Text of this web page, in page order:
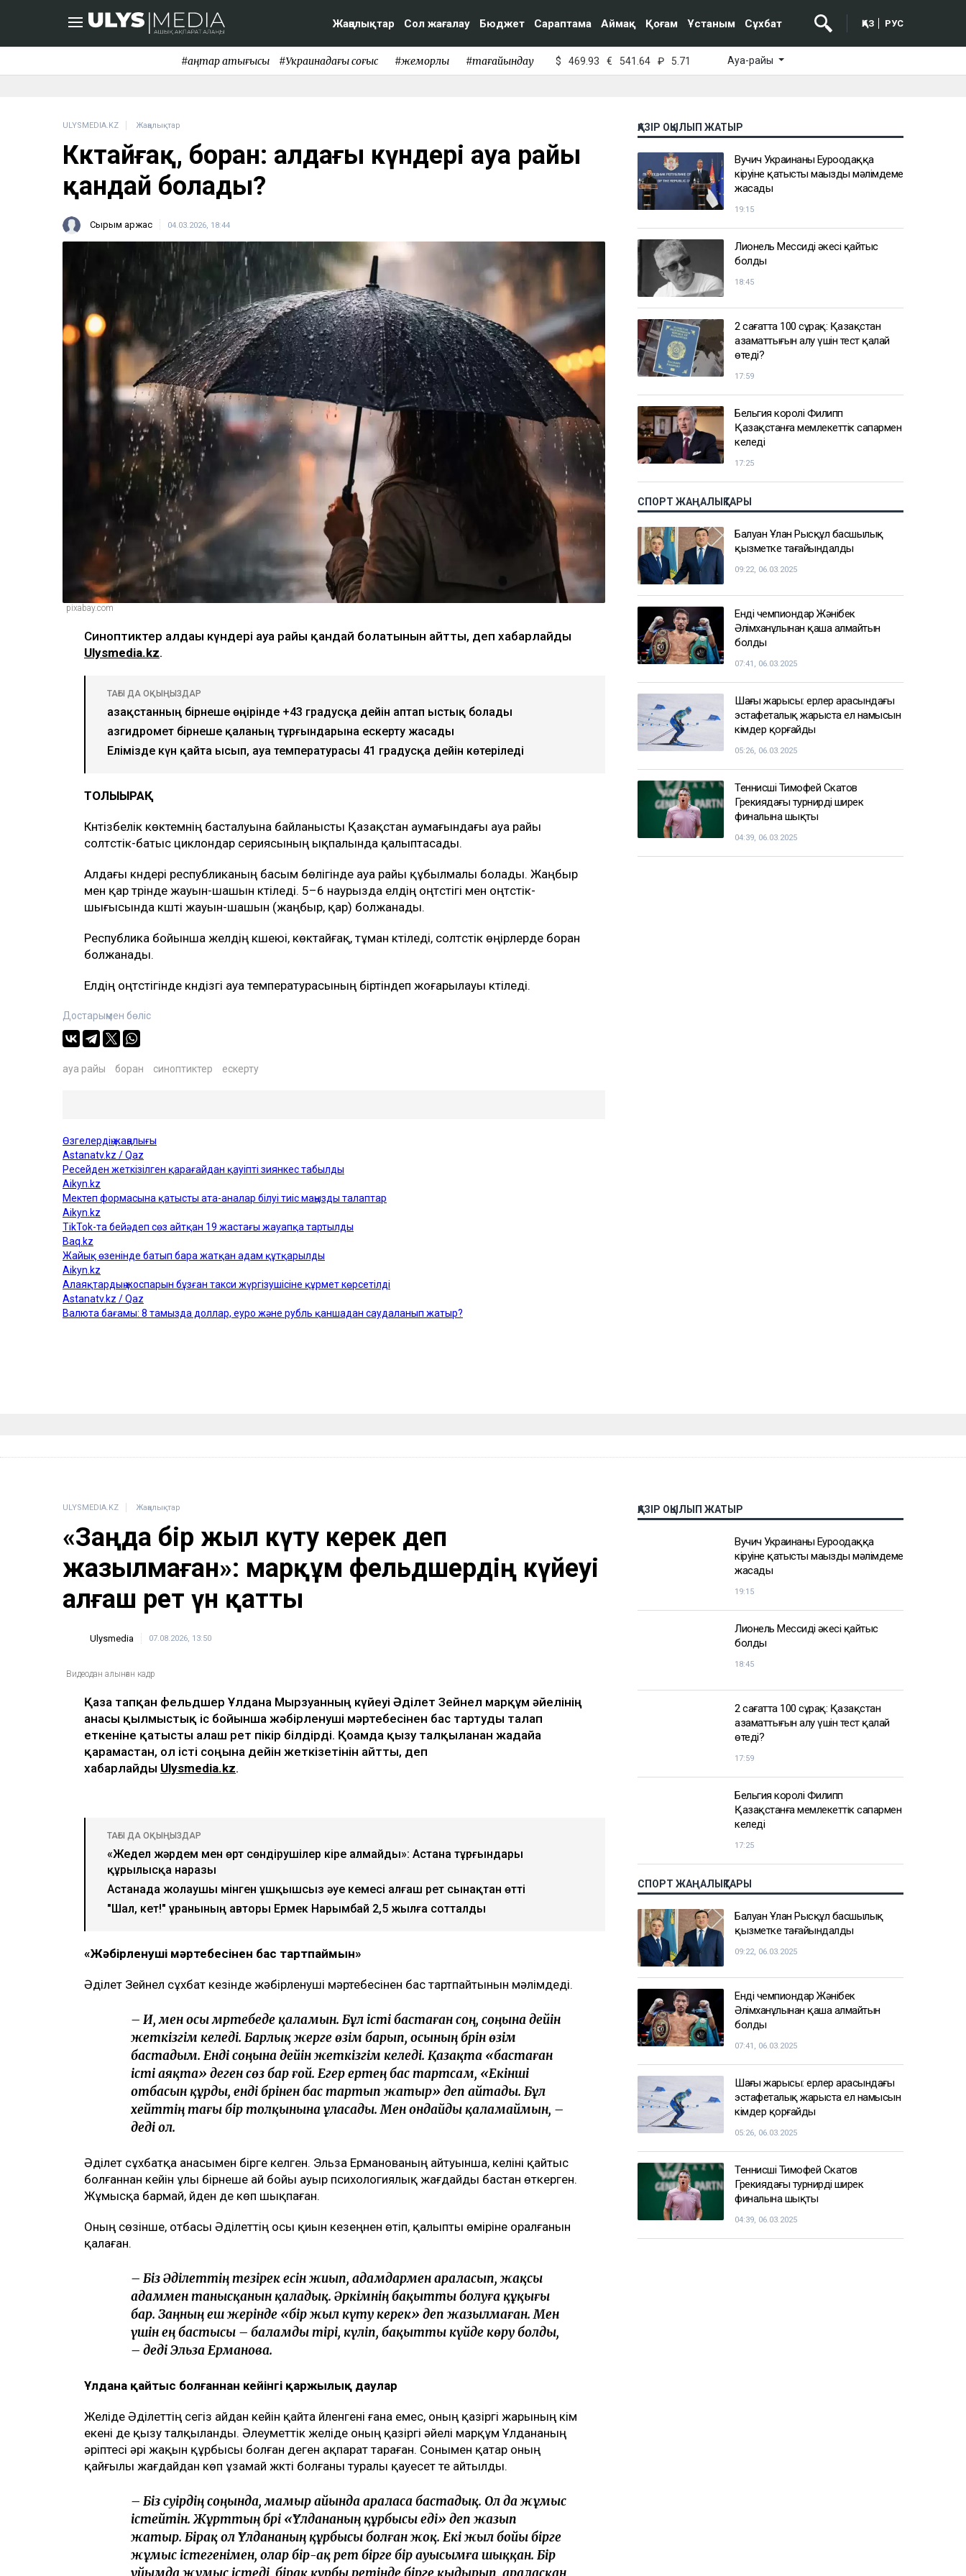
Жаңалықтар Сол жағалау Бюджет Сараптама Аймақ Қоғам Ұстаным Сұхбат ҚАЗ РУС
#қаңтар қақтығысы #Украинадағы соғыс #жемқорлық #тағайындау $ 469.93 € 541.64 ₽ 5.71 Ауа-райы
ULYSMEDIA.KZ Жаңалықтар
Көктайғақ, боран: алдағы күндері ауа райы
қандай болады?
Сырым Қаржас 04.03.2026, 18:44
pixabay.com
Синоптиктер алдағы күндері ауа райы қандай болатынын айтты, деп хабарлайды
Ulysmedia.kz.
ТАҒЫ ДА ОҚЫҢЫЗДАР
Қазақстанның бірнеше өңірінде +43 градусқа дейін аптап ыстық болады
Қазгидромет бірнеше қаланың тұрғындарына ескерту жасады
Елімізде күн қайта ысып, ауа температурасы 41 градусқа дейін көтеріледі
ТОЛЫҒЫРАҚ
Күнтізбелік көктемнің басталуына байланысты Қазақстан аумағындағы ауа райы
солтүстік-батыс циклондар сериясының ықпалында қалыптасады.
Алдағы күндері республиканың басым бөлігінде ауа райы құбылмалы болады. Жаңбыр
мен қар түрінде жауын-шашын күтіледі. 5–6 наурызда елдің оңтүстігі мен оңтүстік-
шығысында күшті жауын-шашын (жаңбыр, қар) болжанады.
Республика бойынша желдің күшеюі, көктайғақ, тұман күтіледі, солтүстік өңірлерде боран
болжанады.
Елдің оңтүстігінде күндізгі ауа температурасының біртіндеп жоғарылауы күтіледі.
Достарыңмен бөліс
ауа райы боран синоптиктер ескерту
ҚАЗІР ОҚЫЛЫП ЖАТЫР
Вучич Украинаның Еуроодаққа
кіруіне қатысты маңызды мәлімдеме
жасады
19:15
Лионель Мессидің әкесі қайтыс
болды
18:45
2 сағатта 100 сұрақ: Қазақстан
азаматтығын алу үшін тест қалай
өтеді?
17:59
Бельгия королі Филипп
Қазақстанға мемлекеттік сапармен
келеді
17:25
СПОРТ ЖАҢАЛЫҚТАРЫ
Балуан Ұлан Рысқұл басшылық
қызметке тағайындалды
09:22, 06.03.2025
Енді чемпиондар Жәнібек
Әлімханұлынан қаша алмайтын
болды
07:41, 06.03.2025
Шаңғы жарысы: ерлер арасындағы
эстафеталық жарыста ел намысын
кімдер қорғайды
05:26, 06.03.2025
Теннисші Тимофей Скатов
Грекиядағы турнирдің ширек
финалына шықты
04:39, 06.03.2025
ULYSMEDIA.KZ Жаңалықтар
«Заңда бір жыл күту керек деп
жазылмаған»: марқұм фельдшердің күйеуі
алғаш рет үн қатты
Видеодан алынған кадр
Қаза тапқан фельдшер Ұлдана Мырзуанның күйеуі Әділет Зейнел марқұм әйелінің
анасы қылмыстық іс бойынша жәбірленуші мәртебесінен бас тартуды талап
еткеніне қатысты алғаш рет пікір білдірді. Қоғамда қызу талқыланған жағдайға
қарамастан, ол істі соңына дейін жеткізетінін айтты, деп
хабарлайды
Ulysmedia.kz
ТАҒЫ ДА ОҚЫҢЫЗДАР
«Жедел жәрдем мен өрт сөндірушілер кіре алмайды»: Астана тұрғындары
Астанада жолаушы мінген ұшқышсыз әуе кемесі алғаш рет сынақтан өтті
"Шал, кет!" ұранының авторы Ермек Нарымбай 2,5 жылға сотталды
«Жәбірленуші мәртебесінен бас тартпаймын»
– Иә, мен осы мәртебеде қаламын. Бұл істі бастаған соң, соңына дейін
жеткізгім келеді. Барлық жерге өзім барып, осының бәрін өзім
бастадым. Енді соңына дейін жеткізгім келеді. Қазақта «бастаған
Вучич Украинаның Еуроодаққа
кіруіне қатысты маңызды мәлімдеме
жасады
19:15
Лионель Мессидің әкесі қайтыс
болды
2 сағатта 100 сұрақ: Қазақстан
азаматтығын алу үшін тест қалай
17:59
Қазақстанға мемлекеттік сапармен
келеді
17:25
Балуан Ұлан Рысқұл басшылық
қызметке тағайындалды
Енді чемпиондар Жәнібек
Әлімханұлынан қаша алмайтын
болды
07:41, 06.03.2025